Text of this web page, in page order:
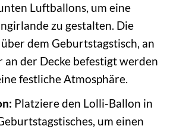
Luftballons, um eine
zu gestalten. Die
dem Geburtstagstisch, an
an der Decke befestigt werden
festliche Atmosphäre.
Platziere den Lolli-Ballon in
um einen